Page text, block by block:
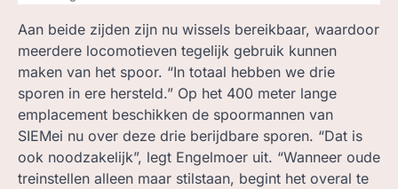
Aan beide zijden zijn nu wissels bereikbaar, waardoor
meerdere locomotieven tegelijk gebruik kunnen
maken van het spoor. “In totaal hebben we drie
sporen in ere hersteld.” Op het 400 meter lange
emplacement beschikken de spoormannen van
SIEMei nu over deze drie berijdbare sporen. “Dat is
ook noodzakelijk”, legt Engelmoer uit. “Wanneer oude
treinstellen alleen maar stilstaan, begint het overal te